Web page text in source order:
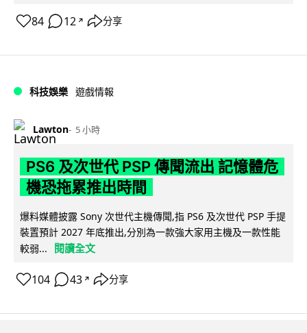
84 12 ↗ 分享
科技娛樂 遊戲情報
Lawton 5 小時
PS6 及次世代 PSP 傳聞流出 記憶體危
機恐拖累推出時間
爆料媒體披露 Sony 次世代主機傳聞,指 PS6 及次世代 PSP 手提
裝置預計 2027 年底推出,分別為一款強大家用主機及一款性能
較弱...
閱讀全文
104 43 ↗ 分享